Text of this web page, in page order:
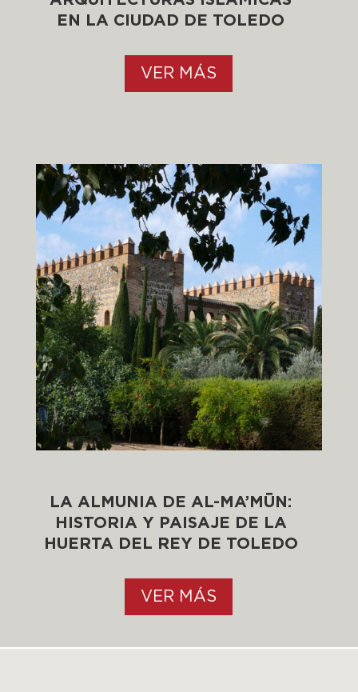
EN LA CIUDAD DE TOLEDO
VER MÁS
LA ALMUNIA DE AL-MA’M Ū N:
HISTORIA Y PAISAJE DE LA
HUERTA DEL REY DE TOLEDO
VER MÁS